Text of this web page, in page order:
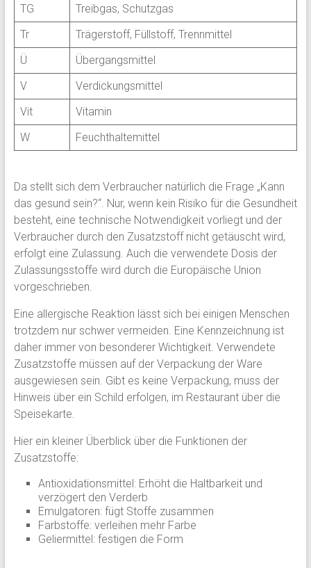
TG
Treibgas, Schutzgas
Tr
Trägerstoff, Füllstoff, Trennmittel
Ü
Übergangsmittel
V
Verdickungsmittel
Vit
Vitamin
W
Feuchthaltemittel
Da stellt sich dem Verbraucher natürlich die Frage „Kann
das gesund sein?“. Nur, wenn kein Risiko für die Gesundheit
besteht, eine technische Notwendigkeit vorliegt und der
Verbraucher durch den Zusatzstoff nicht getäuscht wird,
erfolgt eine Zulassung. Auch die verwendete Dosis der
Zulassungsstoffe wird durch die Europäische Union
vorgeschrieben.
Eine allergische Reaktion lässt sich bei einigen Menschen
trotzdem nur schwer vermeiden. Eine Kennzeichnung ist
daher immer von besonderer Wichtigkeit. Verwendete
Zusatzstoffe müssen auf der Verpackung der Ware
ausgewiesen sein. Gibt es keine Verpackung, muss der
Hinweis über ein Schild erfolgen, im Restaurant über die
Speisekarte.
Hier ein kleiner Überblick über die Funktionen der
Zusatzstoffe:
Antioxidationsmittel: Erhöht die Haltbarkeit und
verzögert den Verderb
Emulgatoren: fügt Stoffe zusammen
Farbstoffe: verleihen mehr Farbe
Geliermittel: festigen die Form